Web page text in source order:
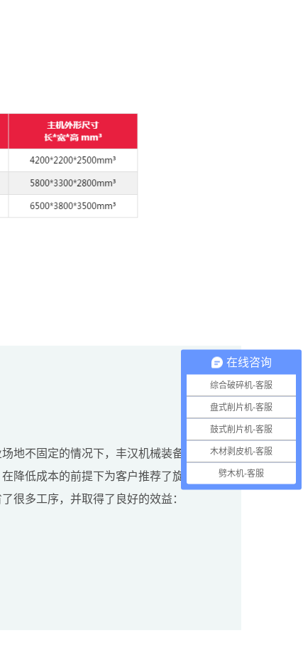
地不固定的情况下，丰汉机械装备为该
降低成本的前提下为客户推荐了旋切式
很多工序，并取得了良好的效益：
在线咨询
综合破碎机-客服
盘式削片机-客服
鼓式削片机-客服
木材剥皮机-客服
劈木机-客服